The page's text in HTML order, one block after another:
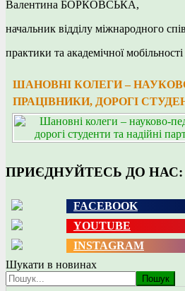
Валентина БОРКОВСЬКА,
начальник відділу міжнародного
практики та академічної мобільності
ШАНОВНІ КОЛЕГИ –
ПРАЦІВНИКИ, ДОРОГІ
ПРИЄДНУЙТЕСЬ ДО НАС:
FACEBOOK
YOUTUBE
INSTAGRAM
Шукати в новинах
Пошук